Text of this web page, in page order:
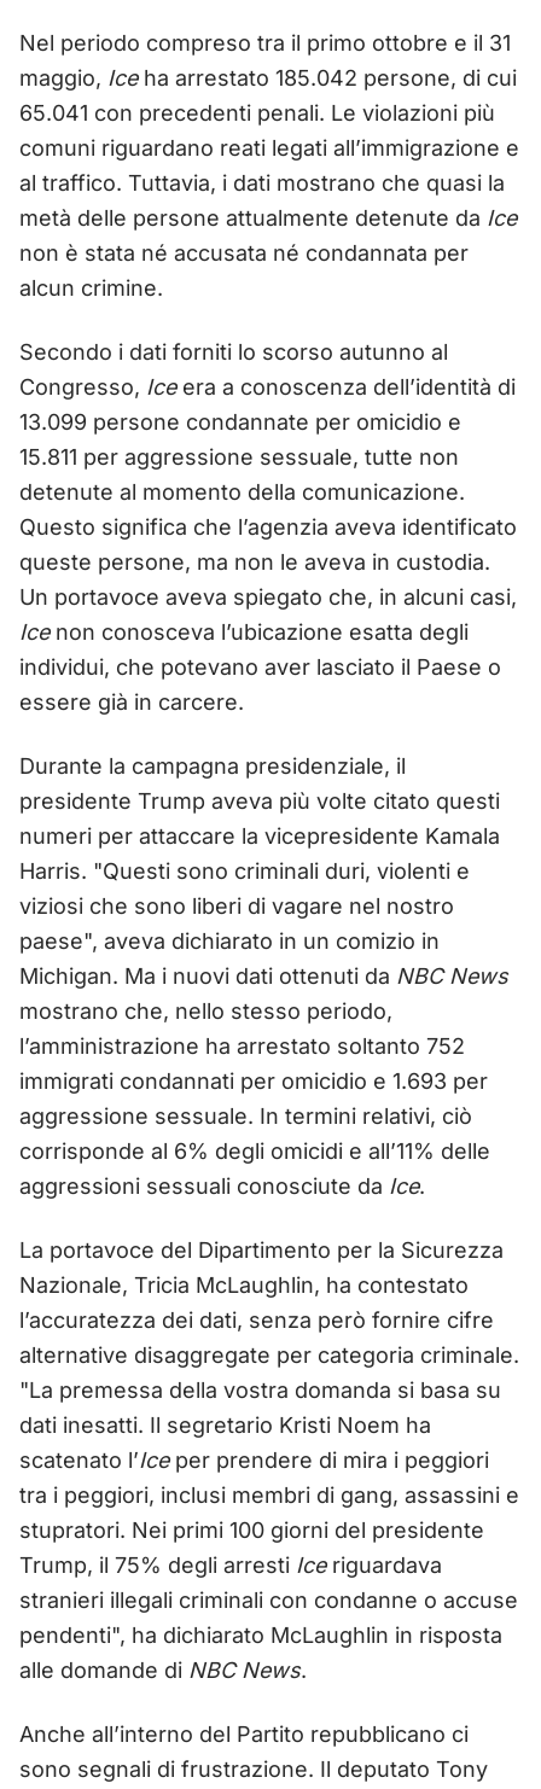
Nel periodo compreso tra il primo ottobre e il 31
maggio, Iceha arrestato 185.042 persone, di cui
65.041 con precedenti penali. Le violazioni più
comuni riguardano reati legati all’immigrazione e
al traffico. Tuttavia, i dati mostrano che quasi la
metà delle persone attualmente detenute da Ice
non è stata né accusata né condannata per
alcun crimine.
Secondo i dati forniti lo scorso autunno al
Congresso, Iceera a conoscenza dell’identità di
13.099 persone condannate per omicidio e
15.811 per aggressione sessuale, tutte non
detenute al momento della comunicazione.
Questo significa che l’agenzia aveva identificato
queste persone, ma non le aveva in custodia.
Un portavoce aveva spiegato che, in alcuni casi,
Icenon conosceva l’ubicazione esatta degli
individui, che potevano aver lasciato il Paese o
essere già in carcere.
Durante la campagna presidenziale, il
presidente Trump aveva più volte citato questi
numeri per attaccare la vicepresidente Kamala
Harris. "Questi sono criminali duri, violenti e
viziosi che sono liberi di vagare nel nostro
paese", aveva dichiarato in un comizio in
Michigan. Ma i nuovi dati ottenuti da NBC News
mostrano che, nello stesso periodo,
l’amministrazione ha arrestato soltanto 752
immigrati condannati per omicidio e 1.693 per
aggressione sessuale. In termini relativi, ciò
corrisponde al 6% degli omicidi e all’11% delle
aggressioni sessuali conosciute da Ice.
La portavoce del Dipartimento per la Sicurezza
Nazionale, Tricia McLaughlin, ha contestato
l’accuratezza dei dati, senza però fornire cifre
alternative disaggregate per categoria criminale.
"La premessa della vostra domanda si basa su
dati inesatti. Il segretario Kristi Noem ha
scatenato l’Iceper prendere di mira i peggiori
tra i peggiori, inclusi membri di gang, assassini e
stupratori. Nei primi 100 giorni del presidente
Trump, il 75% degli arresti Iceriguardava
stranieri illegali criminali con condanne o accuse
pendenti", ha dichiarato McLaughlin in risposta
alle domande di NBC News.
Anche all’interno del Partito repubblicano ci
sono segnali di frustrazione. Il deputato Tony